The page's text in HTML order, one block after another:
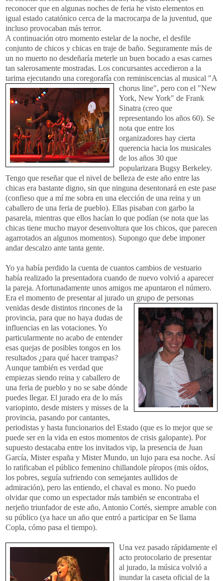
reconocer que en algunas noches de feria he visto elementos en
igual estado catatónico cerca de la macrocarpa de la juventud, que
incluso provocaban más terror.
A continuación otro momento estelar de la noche, el desfile
conjunto de chicos y chicas en traje de baño. Seguramente más de
un no muerto no desdeñaría meterle un buen bocado a esas carnes
tan salerosamente mostradas. Los concursantes accedieron a la
tarima ejecutando una coregorafía con reminiscencias al musical "A
chorus line", pero con el "New
York, New York" de Frank
Sinatra (creo que
representando los años 60). Se
nota que entre los
organizadores hay cierta
querencia hacia los musicales
de los años 30 que
popularizara Bugsy Berkeley.
Tengo que reseñar que el nivel de belleza de este año entre las
chicas era bastante digno, sin que ninguna desentonará en este pase
(confieso que a mí me sobra en una elección de una reina y un
caballero de una feria de pueblo). Ellas pisaban con garbo la
pasarela, mientras que ellos hacían lo que podían (se nota que las
chicas tiene mucho mayor desenvoltura que los chicos, que parecen
agarrotados an algunos momentos). Supongo que debe imponer
andar descalzo ante tanta gente.
Yo ya había perdido la cuenta de cuantos cambios de vestuario
había realizado la presentadora cuando de nuevo volvió a aparecer
la pareja. Afortunadamente unos amigos me apuntaron el número.
Era el momento de presentar al jurado un grupo de personas
venidas desde distintos rincones de la
provincia, para que no haya dudas de
influencias en las votaciones. Yo
particularmente no acabo de entender
esas quejas de posibles tongos en los
resultados ¿para qué hacer trampas?
Aunque también es verdad que
empiezas siendo reina y caballero de
una feria de pueblo y no se sabe dónde
puedes llegar. El jurado era de lo más
variopinto, desde misters y misses de la
provincia, pasando por cantantes,
periodistas y hasta funcionarios del Estado (que es lo mejor que se
puede ser en la vida en estos momentos de crisis galopante). Por
supuesto destacaba entre los invitados vip, la presencia de Juan
García, Mister españa y Mister Mundo, un lujo para esa noche. Así
lo ratificaban el público femenino chillandole píropos (mis oídos,
los pobres, seguía sufriendo con semejantes aullidos de
admiración), pero las entiendo, el chaval es mono. No puedo
olvidar que como un espectador más también se encontraba el
nerjeño triunfador de este año, Antonio Cortés, siempre amable con
su público (ya hace un año que entró a participar en Se llama
Copla, cómo pasa el tiempo).
Una vez pasado rápidamente el
acto protocolario de presentar
al jurado, la música volvió a
inundar la caseta oficial de la